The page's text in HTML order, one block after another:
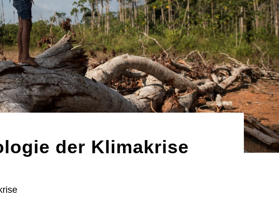
der Klimakrise